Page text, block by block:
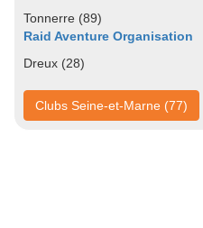
Tonnerre (89)
Raid Aventure Organisation
Dreux (28)
Clubs Seine-et-Marne (77)